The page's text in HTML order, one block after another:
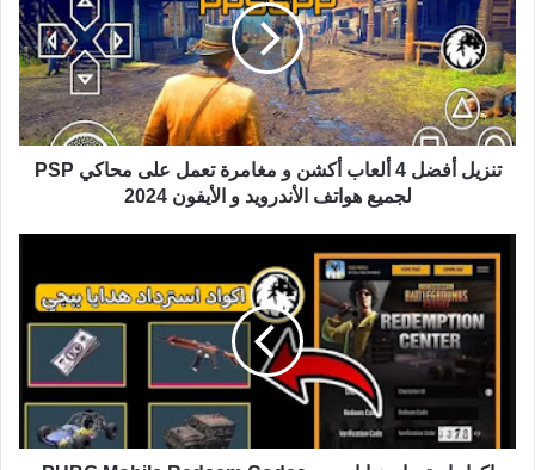
تنزيل أفضل 4 ألعاب أكشن و مغامرة تعمل على محاكي PSP
لجميع هواتف الأندرويد و الأيفون 2024